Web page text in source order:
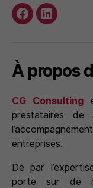
FacebookInstagram
À propos
CG Consulting
prestataires
entreprises.
De par
porte sur de